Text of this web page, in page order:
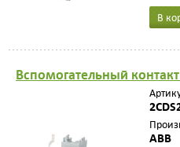
В
Вспомогательный
ABB